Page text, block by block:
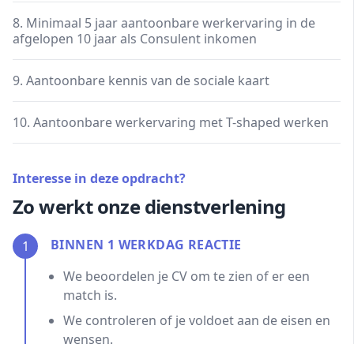
8. Minimaal 5 jaar aantoonbare werkervaring in de
afgelopen 10 jaar als Consulent inkomen
9. Aantoonbare kennis van de sociale kaart
10. Aantoonbare werkervaring met T-shaped werken
Interesse in deze opdracht?
Zo werkt onze dienstverlening
1
BINNEN 1 WERKDAG REACTIE
We beoordelen je CV om te zien of er een
match is.
We controleren of je voldoet aan de eisen en
wensen.